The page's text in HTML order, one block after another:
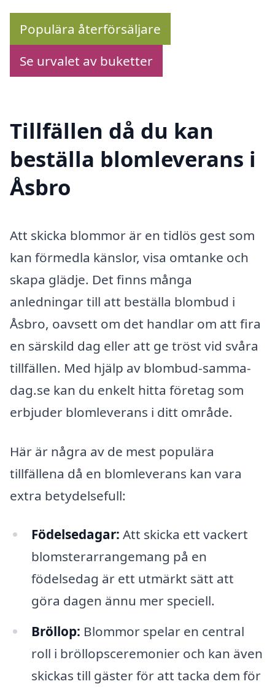
Populära återförsäljare
Se urvalet av buketter
Tillfällen då du kan
beställa blomleverans i
Åsbro
Att skicka blommor är en tidlös gest som
kan förmedla känslor, visa omtanke och
skapa glädje. Det finns många
anledningar till att beställa blombud i
Åsbro, oavsett om det handlar om att fira
en särskild dag eller att ge tröst vid svåra
tillfällen. Med hjälp av blombud-samma-
dag.se kan du enkelt hitta företag som
erbjuder blomleverans i ditt område.
Här är några av de mest populära
tillfällena då en blomleverans kan vara
extra betydelsefull:
Födelsedagar: Att skicka ett vackert
blomsterarrangemang på en
födelsedag är ett utmärkt sätt att
göra dagen ännu mer speciell.
Bröllop: Blommor spelar en central
roll i bröllopsceremonier och kan även
skickas till gäster för att tacka dem för